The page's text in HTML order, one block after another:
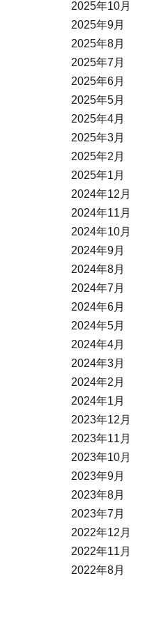
2025年10月
2025年9月
2025年8月
2025年7月
2025年6月
2025年5月
2025年4月
2025年3月
2025年2月
2025年1月
2024年12月
2024年11月
2024年10月
2024年9月
2024年8月
2024年7月
2024年6月
2024年5月
2024年4月
2024年3月
2024年2月
2024年1月
2023年12月
2023年11月
2023年10月
2023年9月
2023年8月
2023年7月
2022年12月
2022年11月
2022年8月